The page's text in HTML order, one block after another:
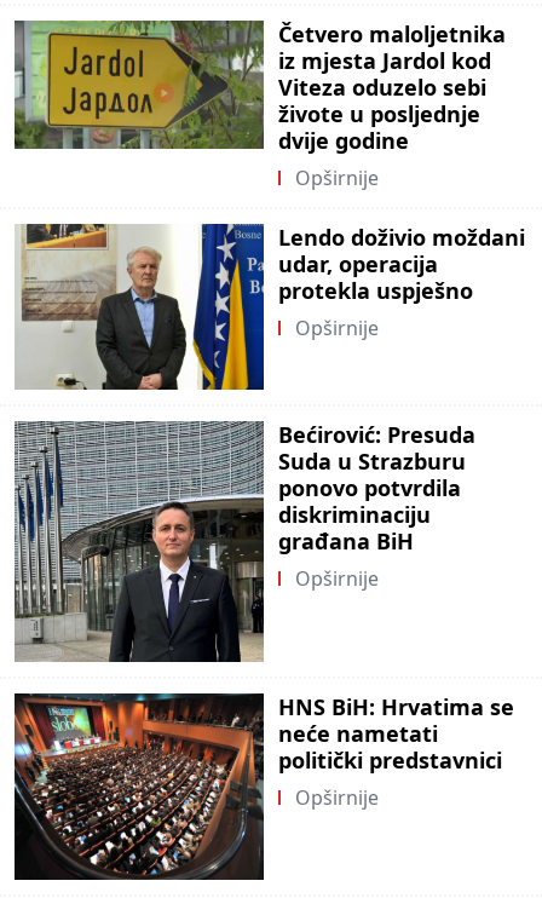
Četvero maloljetnika
iz mjesta Jardol kod
Viteza oduzelo sebi
živote u posljednje
dvije godine
Opširnije
Lendo doživio moždani
udar, operacija
protekla uspješno
Opširnije
Bećirović: Presuda
Suda u Strazburu
ponovo potvrdila
diskriminaciju
građana BiH
Opširnije
HNS BiH: Hrvatima se
neće nametati
politički predstavnici
Opširnije